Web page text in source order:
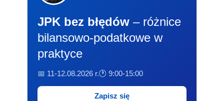
JPK bez błędów – różnice
bilansowo-podatkowe w
praktyce
📅 11-12.08.2026 r.🕐 9:00-15:00
Zapisz się